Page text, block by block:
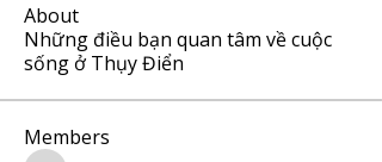
About
Những điều bạn quan tâm về cuộc
sống ở Thụy Điển
Members